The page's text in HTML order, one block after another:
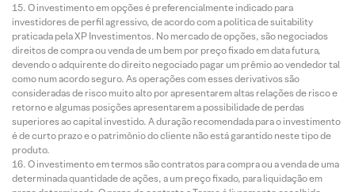
O investimento em opções é preferencialmente indicado para
investidores de perfil agressivo, de acordo com a política de suitability
praticada pela XP Investimentos. No mercado de opções, são negociados
direitos de compra ou venda de um bem por preço fixado em data futura,
devendo o adquirente do direito negociado pagar um prêmio ao vendedor tal
como num acordo seguro. As operações com esses derivativos são
consideradas de risco muito alto por apresentarem altas relações de risco e
retorno e algumas posições apresentarem a possibilidade de perdas
superiores ao capital investido. A duração recomendada para o investimento
é de curto prazo e o patrimônio do cliente não está garantido neste tipo de
produto.
O investimento em termos são contratos para compra ou a venda de uma
determinada quantidade de ações, a um preço fixado, para liquidação em